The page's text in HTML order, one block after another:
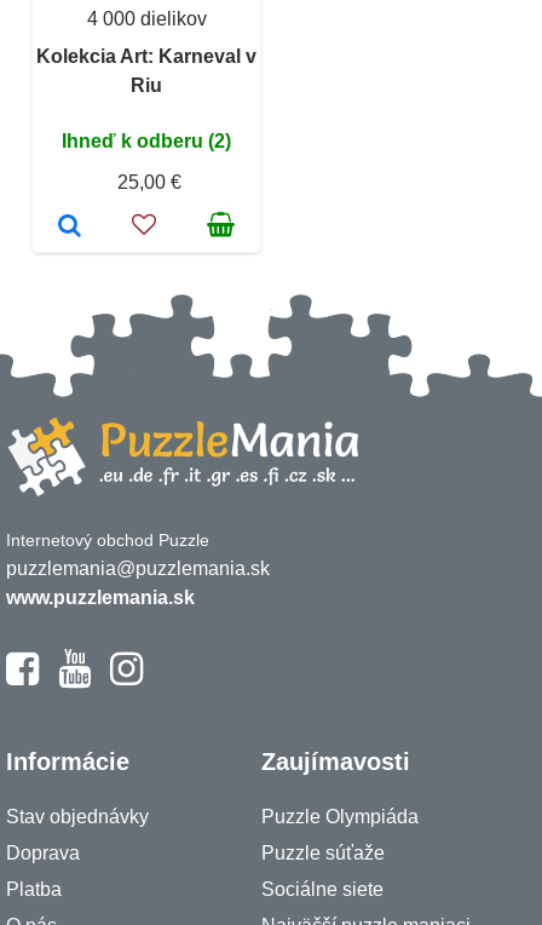
4 000 dielikov
Kolekcia Art: Karneval v
Riu
Ihneď k odberu (2)
25,00 €
Internetový obchod Puzzle
puzzlemania@puzzlemania.sk
www.puzzlemania.sk
Informácie
Stav objednávky
Doprava
Platba
Zaujímavosti
Puzzle Olympiáda
Puzzle súťaže
Sociálne siete